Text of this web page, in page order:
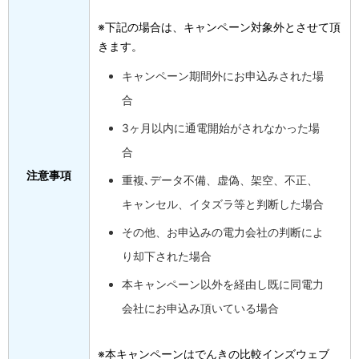
注意事項
※下記の場合は、キャンペーン対象外とさせて頂
きます。
キャンペーン期間外にお申込みされた場
合
3ヶ月以内に通電開始がされなかった場
合
重複､データ不備、虚偽、架空、不正、
キャンセル、イタズラ等と判断した場合
その他、お申込みの電力会社の判断によ
り却下された場合
本キャンペーン以外を経由し既に同電力
会社にお申込み頂いている場合
※本キャンペーンはでんきの比較インズウェブ